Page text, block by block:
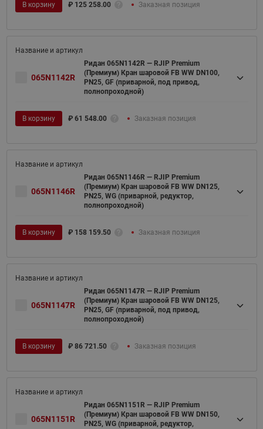
В корзину ₽ 125 258.00 Заказная позиция
065N1142R
Ридан 065N1142R — RJIP Premium
(Премиум) Кран шаровой FB WW DN100,
PN25, GF (приварной, под привод,
полнопроходной)
В корзину ₽ 61 548.00 Заказная позиция
065N1146R
Ридан 065N1146R — RJIP Premium
(Премиум) Кран шаровой FB WW DN125,
PN25, WG (приварной, редуктор,
полнопроходной)
В корзину ₽ 158 159.50 Заказная позиция
065N1147R
Ридан 065N1147R — RJIP Premium
(Премиум) Кран шаровой FB WW DN125,
PN25, GF (приварной, под привод,
полнопроходной)
В корзину ₽ 86 721.50 Заказная позиция
065N1151R
Ридан 065N1151R — RJIP Premium
(Премиум) Кран шаровой FB WW DN150,
PN25, WG (приварной, редуктор,